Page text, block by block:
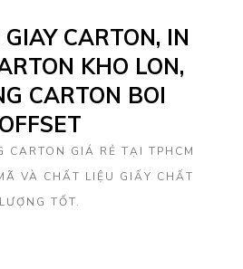
CARTON, IN
KHO LON,
CARTON BOI
OFFSET
CARTON GIÁ RẺ TẠI TPHCM
VÀ CHẤT LIỆU GIẤY CHẤT
LƯỢNG TỐT.